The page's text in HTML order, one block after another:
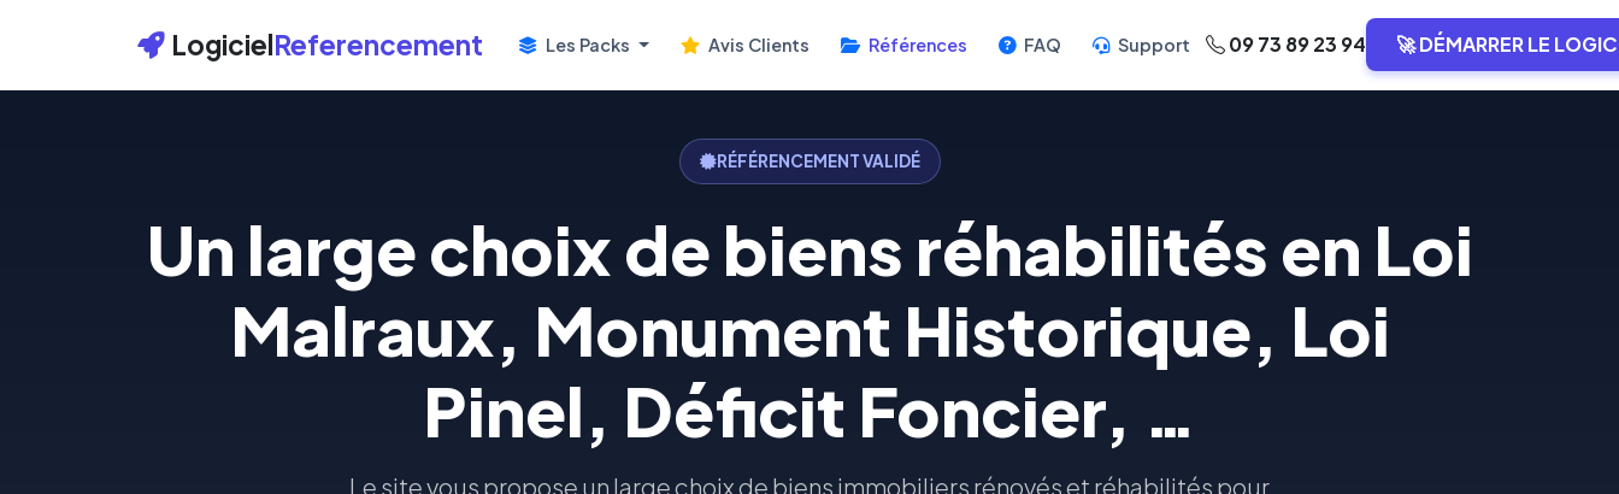
LogicielReferencement Les Packs Avis Clients Références FAQ Support 09 73 89 23 94 🚀 DÉMARRER LE
RÉFÉRENCEMENT VALIDÉ
Un large choix de biens réhabilités en Loi
Malraux, Monument Historique, Loi
Pinel, Déficit Foncier, …
Le site vous propose un large choix de biens immobiliers rénovés et réhabilités pour